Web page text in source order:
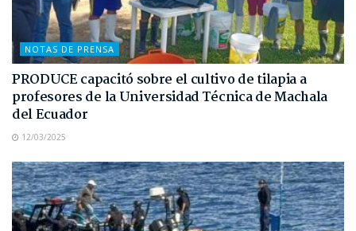
NOTAS DE PRENSA
PRODUCE capacitó sobre el cultivo de tilapia a
profesores de la Universidad Técnica de Machala
del Ecuador
12/03/2025